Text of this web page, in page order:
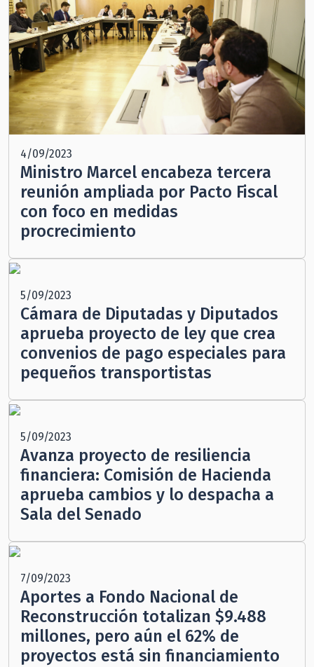
4/09/2023
Ministro Marcel encabeza tercera
reunión ampliada por Pacto Fiscal
con foco en medidas
procrecimiento
5/09/2023
Cámara de Diputadas y Diputados
aprueba proyecto de ley que crea
convenios de pago especiales para
pequeños transportistas
5/09/2023
Avanza proyecto de resiliencia
financiera: Comisión de Hacienda
aprueba cambios y lo despacha a
Sala del Senado
7/09/2023
Aportes a Fondo Nacional de
Reconstrucción totalizan $9.488
millones, pero aún el 62% de
proyectos está sin financiamiento